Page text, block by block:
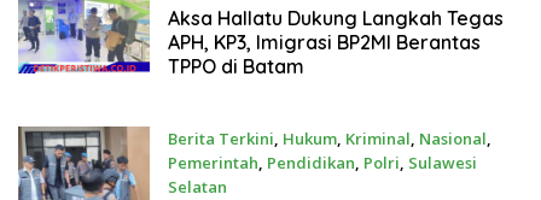
Aksa Hallatu Dukung Langkah Tegas
APH, KP3, Imigrasi BP2MI Berantas
TPPO di Batam
Berita Terkini, Hukum, Kriminal, Nasional,
Pemerintah, Pendidikan, Polri, Sulawesi
Selatan